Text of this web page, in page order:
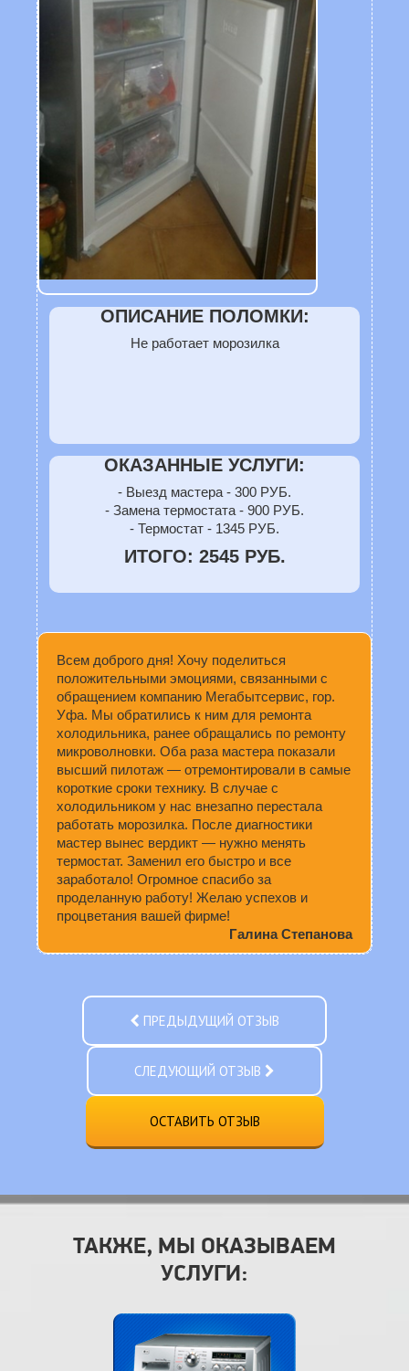
ОПИСАНИЕ ПОЛОМКИ:
Не работает морозилка
ОКАЗАННЫЕ УСЛУГИ:
- Выезд мастера - 300 РУБ.
- Замена термостата - 900 РУБ.
- Термостат - 1345 РУБ.
ИТОГО: 2545 РУБ.
Всем доброго дня! Хочу поделиться
положительными эмоциями, связанными с
обращением компанию Мегабытсервис, гор.
Уфа. Мы обратились к ним для ремонта
холодильника, ранее обращались по ремонту
микроволновки. Оба раза мастера показали
высший пилотаж — отремонтировали в самые
короткие сроки технику. В случае с
холодильником у нас внезапно перестала
работать морозилка. После диагностики
мастер вынес вердикт — нужно менять
термостат. Заменил его быстро и все
заработало! Огромное спасибо за
проделанную работу! Желаю успехов и
процветания вашей фирме!
Галина Степанова
ПРЕДЫДУЩИЙ ОТЗЫВ
СЛЕДУЮЩИЙ ОТЗЫВ
ОСТАВИТЬ ОТЗЫВ
ТАКЖЕ, МЫ ОКАЗЫВАЕМ
УСЛУГИ: